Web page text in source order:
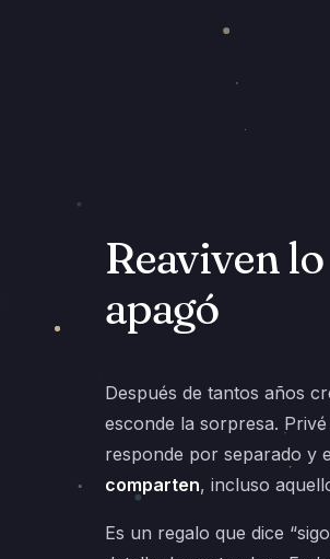
Reaviven
apagó
Después de tantos años
esconde la sorpresa.
responde por separado y
comparten, incluso
Es un regalo que dice